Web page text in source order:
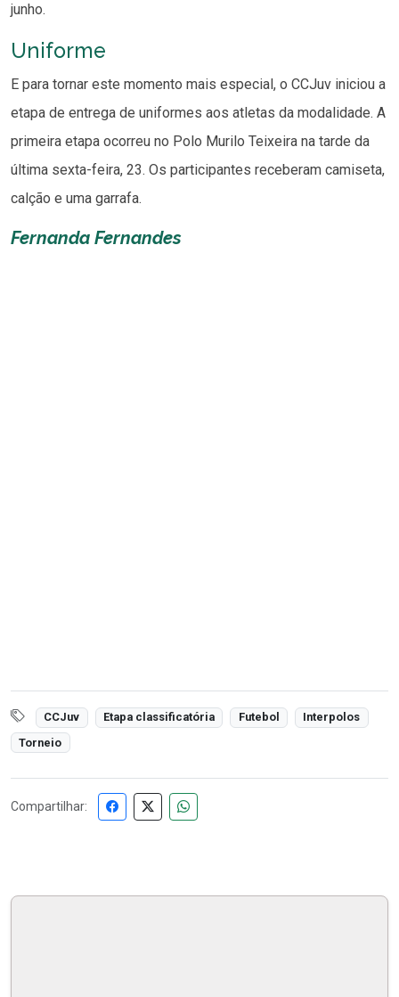
junho.
Uniforme
E para tornar este momento mais especial, o CCJuv iniciou a
etapa de entrega de uniformes aos atletas da modalidade. A
primeira etapa ocorreu no Polo Murilo Teixeira na tarde da
última sexta-feira, 23. Os participantes receberam camiseta,
calção e uma garrafa.
Fernanda Fernandes
CCJuv Etapa classificatória Futebol
Interpolos
Torneio
Compartilhar: